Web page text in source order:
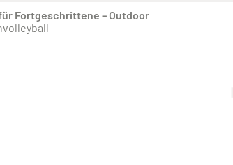
Fortgeschrittene – Outdoor